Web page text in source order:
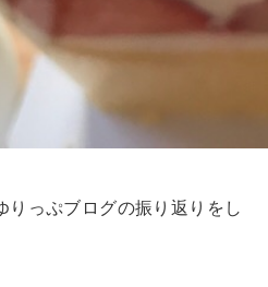
っぷブログの振り返りをし